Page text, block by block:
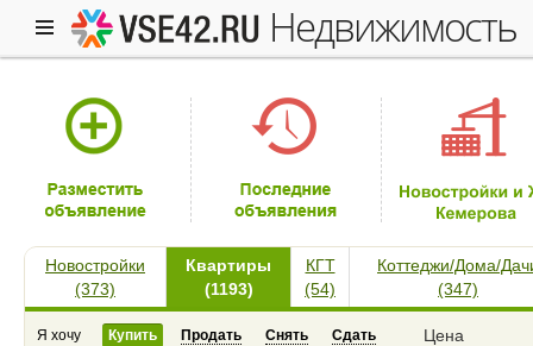
недвижимость
Новостройки
(373)
Квартиры
(1193)
КГТ
(54)
Коттеджи/Дома/
(347)
Я хочу Купить Продать Снять Сдать Цена